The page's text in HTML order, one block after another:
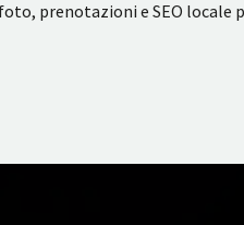
prenotazioni e SEO